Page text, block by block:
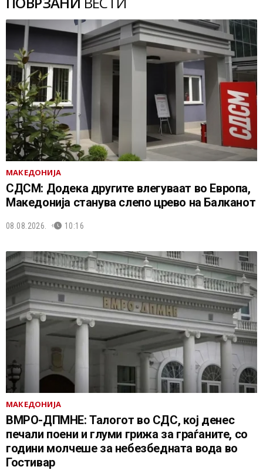
МАКЕДОНИЈА
СДСМ: Додека другите влегуваат во Европа,
Македонија станува слепо црево на Балканот
08.08.2026. 10:16
МАКЕДОНИЈА
ВМРО-ДПМНЕ: Талогот во СДС, кој денес
печали поени и глуми грижа за граѓаните, со
години молчеше за небезбедната вода во
Гостивар